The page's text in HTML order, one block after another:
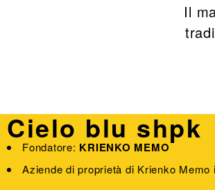
Il
Cielo blu shpk
Fondatore: KRIENKO MEMO
Aziende di proprietà di Krienko Memo